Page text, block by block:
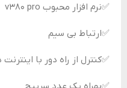
✅نرم افزار محبوب v380 pro
✅ارتباط بی سیم
✅کنترل از راه دور با